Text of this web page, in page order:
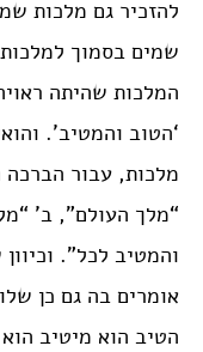
להזכיר גם מלכות
שמים בסמוך
המלכות שהיתה
‘הטוב והמטיב’.
מלכות, עבור הברכה
“מלך העולם”, ב’
והמטיב לכל”.
אומרים בה גם כן
הטיב הוא מיטיב הוא